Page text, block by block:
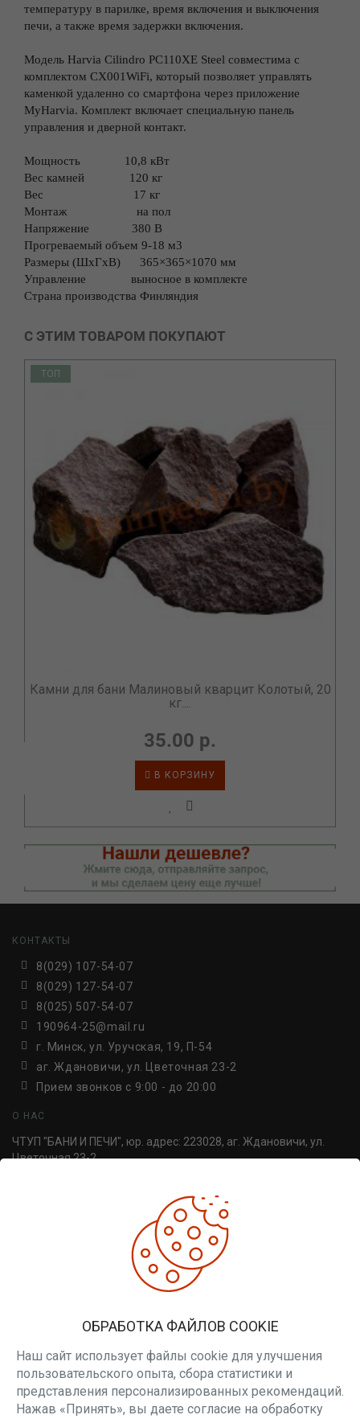
температуру в парилке, время включения и выключения
печи, а также время задержки включения.
Модель Harvia Cilindro PC110XE Steel совместима с
комплектом СХ001WiFi, который позволяет управлять
каменкой удаленно со смартфона через приложение
MyHarvia. Комплект включает специальную панель
управления и дверной контакт.
Мощность
10,8 кВт
Вес камней
120 кг
Вес
17 кг
Монтаж
на пол
Напряжение
380 В
Прогреваемый объем 9-18 м3
Размеры (ШхГхВ)
365×365×1070 мм
Управление
выносное в комплекте
Страна производства Финляндия
С ЭТИМ ТОВАРОМ ПОКУПАЮТ
ТОП
Камни для бани Малиновый кварцит Колотый, 20
кг....
35.00 р.
В КОРЗИНУ
КОНТАКТЫ
8(029) 107-54-07
8(029) 127-54-07
8(025) 507-54-07
190964-25@mail.ru
г. Минск, ул. Уручская, 19, П-54
аг. Ждановичи, ул. Цветочная 23-2
Прием звонков c 9:00 - до 20:00
О НАС
ЧТУП "БАНИ И ПЕЧИ", юр. адрес: 223028, аг. Ждановичи, ул.
Цветочная 23-2.
ЛИЧНЫЙ КАБИНЕТ
Личный кабинет
Вакансии
РАССЫЛКА
ОБРАБОТКА ФАЙЛОВ COOKIE
Наш сайт использует файлы cookie для улучшения
пользовательского опыта, сбора статистики и
представления персонализированных рекомендаций.
Нажав «Принять», вы даете согласие на обработку